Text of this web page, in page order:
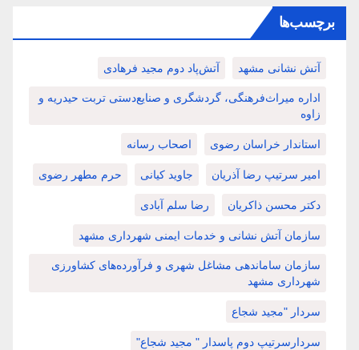
برچسب‌ها
آتش نشانی مشهد آتش‌پاد دوم مجید فرهادی
اداره میراث‌فرهنگی، گردشگری و صنایع‌دستی تربت حیدریه و
زاوه
استاندار خراسان رضوی اصحاب رسانه
امیر سرتیپ رضا آذریان جاوید کیانی حرم مطهر رضوی
دکتر محسن ذاکریان رضا سلم آبادی
سازمان آتش نشانی و خدمات ایمنی شهرداری مشهد
سازمان ساماندهی مشاغل شهری و فرآورده‌های کشاورزی
شهرداری مشهد
سردار "مجید شجاع
سردارسرتیپ دوم پاسدار " مجید شجاع"